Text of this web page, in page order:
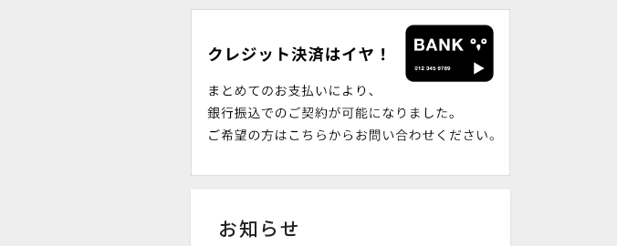
お知らせ